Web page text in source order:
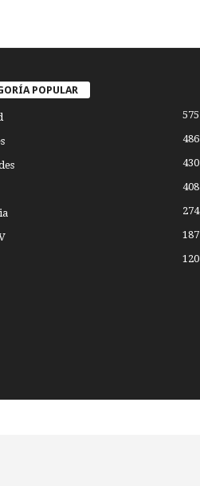
POPULAR
575
486
430
408
274
187
120